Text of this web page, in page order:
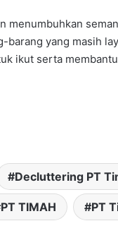
menumbuhkan
barang yang masih
ikut serta
Decluttering PT
PT TIMAH PT